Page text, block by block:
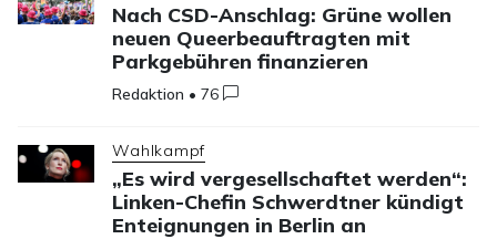
Nach CSD-Anschlag: Grüne wollen
neuen Queerbeauftragten mit
Parkgebühren finanzieren
Redaktion •76
Wahlkampf
„Es wird vergesellschaftet werden“:
Linken-Chefin Schwerdtner kündigt
Enteignungen in Berlin an